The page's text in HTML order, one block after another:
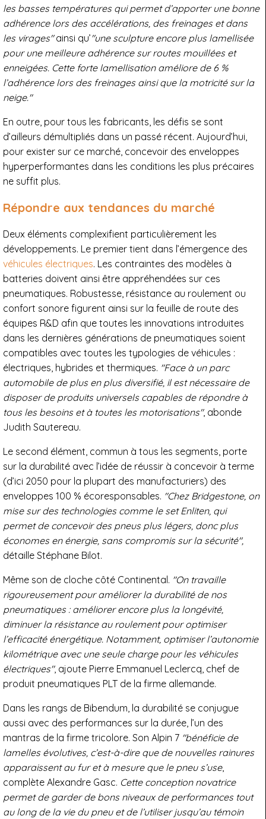
les basses températures qui permet d’apporter une bonne
adhérence lors des accélérations, des freinages et dans
les virages"ainsi qu’"une sculpture encore plus lamellisée
pour une meilleure adhérence sur routes mouillées et
enneigées. Cette forte lamellisation améliore de 6 %
l’adhérence lors des freinages ainsi que la motricité sur la
neige."
En outre, pour tous les fabricants, les défis se sont
d’ailleurs démultipliés dans un passé récent. Aujourd’hui,
pour exister sur ce marché, concevoir des enveloppes
hyperperformantes dans les conditions les plus précaires
ne suffit plus.
Répondre aux tendances du marché
Deux éléments complexifient particulièrement les
développements. Le premier tient dans l’émergence des
véhicules électriques. Les contraintes des modèles à
batteries doivent ainsi être appréhendées sur ces
pneumatiques. Robustesse, résistance au roulement ou
confort sonore figurent ainsi sur la feuille de route des
équipes R&D afin que toutes les innovations introduites
dans les dernières générations de pneumatiques soient
compatibles avec toutes les typologies de véhicules :
électriques, hybrides et thermiques. "Face à un parc
automobile de plus en plus diversifié, il est nécessaire de
disposer de produits universels capables de répondre à
tous les besoins et à toutes les motorisations", abonde
Judith Sautereau.
Le second élément, commun à tous les segments, porte
sur la durabilité avec l’idée de réussir à concevoir à terme
(d’ici 2050 pour la plupart des manufacturiers) des
enveloppes 100 % écoresponsables. "Chez Bridgestone, on
mise sur des technologies comme le set Enliten, qui
permet de concevoir des pneus plus légers, donc plus
économes en énergie, sans compromis sur la sécurité",
détaille Stéphane Bilot.
Même son de cloche côté Continental. "On travaille
rigoureusement pour améliorer la durabilité de nos
pneumatiques : améliorer encore plus la longévité,
diminuer la résistance au roulement pour optimiser
l’efficacité énergétique. Notamment, optimiser l’autonomie
kilométrique avec une seule charge pour les véhicules
électriques", ajoute Pierre Emmanuel Leclercq, chef de
produit pneumatiques PLT de la firme allemande.
Dans les rangs de Bibendum, la durabilité se conjugue
aussi avec des performances sur la durée, l’un des
mantras de la firme tricolore. Son Alpin 7 "bénéficie de
lamelles évolutives, c’est-à-dire que de nouvelles rainures
apparaissent au fur et à mesure que le pneu s’use,
complète Alexandre Gasc. Cette conception novatrice
permet de garder de bons niveaux de performances tout
au long de la vie du pneu et de l’utiliser jusqu’au témoin